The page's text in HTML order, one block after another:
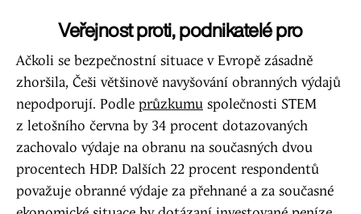
Veřejnost proti, podnikatelé pro
Ačkoli se bezpečnostní situace v Evropě zásadně
zhoršila, Češi většinově navyšování obranných výdajů
nepodporují. Podle průzkumu společnosti STEM
z letošního června by 34 procent dotazovaných
zachovalo výdaje na obranu na současných dvou
procentech HDP. Dalších 22 procent respondentů
považuje obranné výdaje za přehnané a za současné